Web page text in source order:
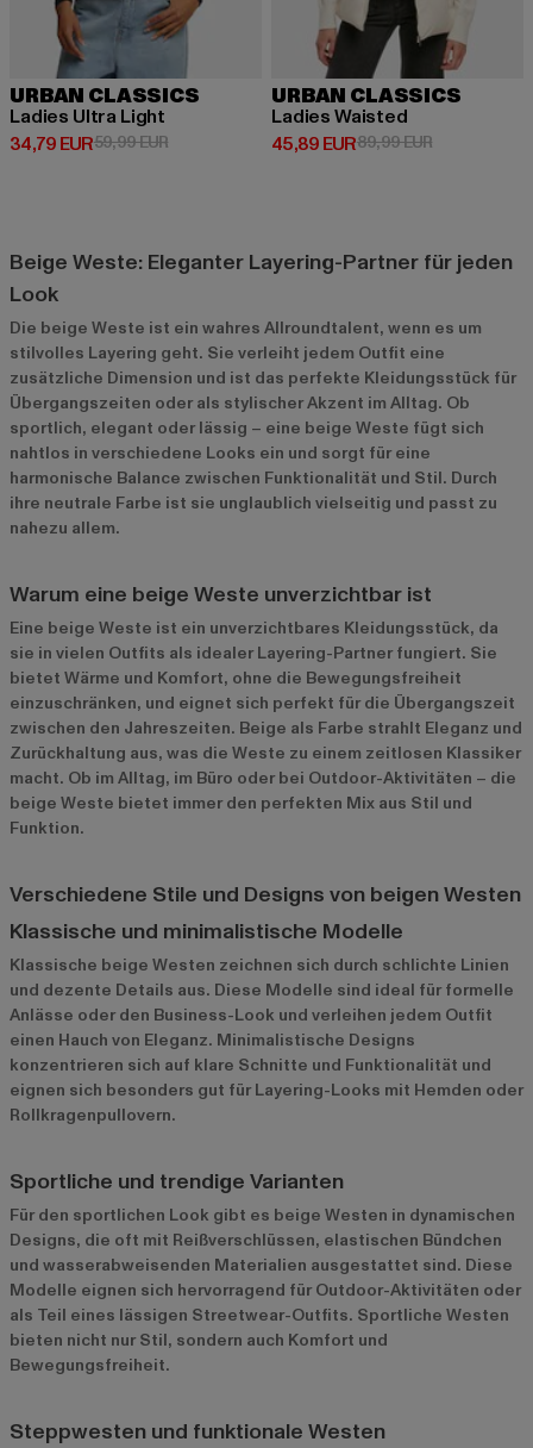
URBAN CLASSICS
Ladies Ultra Light
34,79 EUR
Derzeitiger Preis: 34,79 EUR
59,99 EURAktionspreis: 59,99 EUR
URBAN CLASSICS
Ladies Waisted
45,89 EUR
Derzeitiger Preis: 45,89 EUR
89,99 EURAktionspreis:
Beige Weste: Eleganter Layering-Partner für jeden
Look
Die beige Weste ist ein wahres Allroundtalent, wenn es um
stilvolles Layering geht. Sie verleiht jedem Outfit eine
zusätzliche Dimension und ist das perfekte Kleidungsstück für
Übergangszeiten oder als stylischer Akzent im Alltag. Ob
sportlich, elegant oder lässig – eine beige Weste fügt sich
nahtlos in verschiedene Looks ein und sorgt für eine
harmonische Balance zwischen Funktionalität und Stil. Durch
ihre neutrale Farbe ist sie unglaublich vielseitig und passt zu
nahezu allem.
Warum eine beige Weste unverzichtbar ist
Eine beige Weste ist ein unverzichtbares Kleidungsstück, da
sie in vielen Outfits als idealer Layering-Partner fungiert. Sie
bietet Wärme und Komfort, ohne die Bewegungsfreiheit
einzuschränken, und eignet sich perfekt für die Übergangszeit
zwischen den Jahreszeiten. Beige als Farbe strahlt Eleganz und
Zurückhaltung aus, was die Weste zu einem zeitlosen Klassiker
macht. Ob im Alltag, im Büro oder bei Outdoor-Aktivitäten – die
beige Weste bietet immer den perfekten Mix aus Stil und
Funktion.
Verschiedene Stile und Designs von beigen Westen
Klassische und minimalistische Modelle
Klassische beige Westen zeichnen sich durch schlichte Linien
und dezente Details aus. Diese Modelle sind ideal für formelle
Anlässe oder den Business-Look und verleihen jedem Outfit
einen Hauch von Eleganz. Minimalistische Designs
konzentrieren sich auf klare Schnitte und Funktionalität und
eignen sich besonders gut für Layering-Looks mit Hemden oder
Rollkragenpullovern.
Sportliche und trendige Varianten
Für den sportlichen Look gibt es beige Westen in dynamischen
Designs, die oft mit Reißverschlüssen, elastischen Bündchen
und wasserabweisenden Materialien ausgestattet sind. Diese
Modelle eignen sich hervorragend für Outdoor-Aktivitäten oder
als Teil eines lässigen Streetwear-Outfits. Sportliche Westen
bieten nicht nur Stil, sondern auch Komfort und
Bewegungsfreiheit.
Steppwesten und funktionale Westen